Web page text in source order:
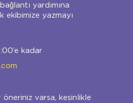
yardımına
ekibimize yazmayı
kadar
öneriniz varsa, kesinlikle